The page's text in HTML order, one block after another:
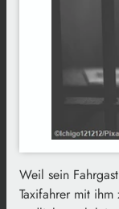
Weil sein
Taxifahrer mit